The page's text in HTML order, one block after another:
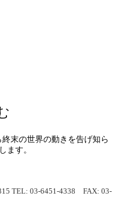
終末の世界の動きを告げ知ら
ます。
TEL: 03-6451-4338 FAX: 03-